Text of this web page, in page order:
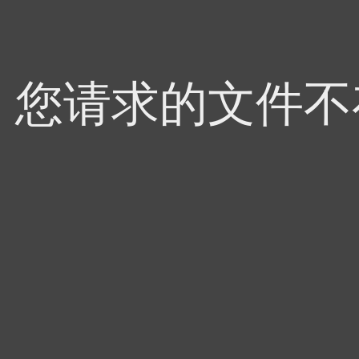
您请求的文件